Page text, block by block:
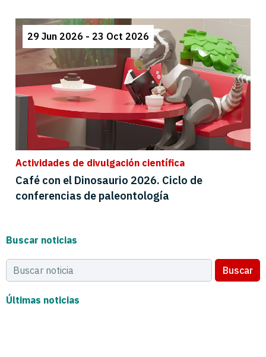
29 Jun 2026 - 23 Oct 2026
Actividades de divulgación científica
Café con el Dinosaurio 2026. Ciclo de
conferencias de paleontología
Buscar noticias
Buscar
Últimas noticias